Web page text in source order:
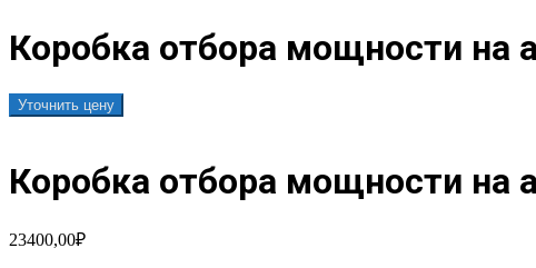
Коробка отбора мощности на
Уточнить цену
Коробка отбора мощности на
23400,00₽